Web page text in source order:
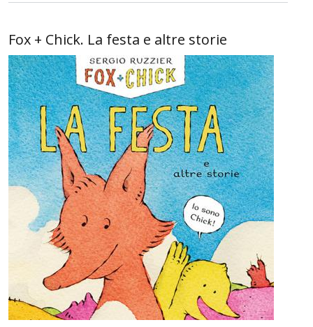
Fox + Chick. La festa e altre storie